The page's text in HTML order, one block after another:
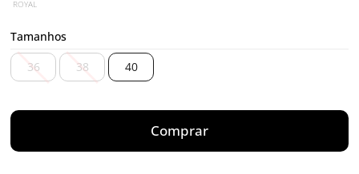
ROYAL
Tamanhos
36
38 40
Comprar